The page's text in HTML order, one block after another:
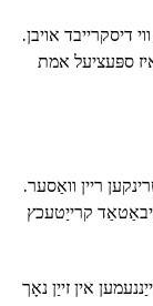
דיסקרייבד אויבן.
ספּעציעל אמת
ריין וואַסער.
פּראָוכיבאַטאַד קרייַטעכץ
ניט אַרייַננעמען אין זייַן נאָך